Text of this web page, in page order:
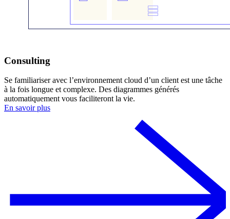
Consulting
Se familiariser avec l’environnement cloud d’un client est une tâche
à la fois longue et complexe. Des diagrammes générés
automatiquement vous faciliteront la vie.
En savoir plus